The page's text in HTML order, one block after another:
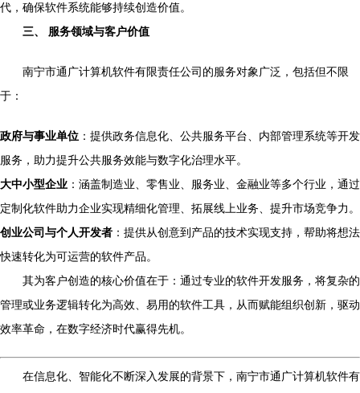
代，确保软件系统能够持续创造价值。
三、 服务领域与客户价值
南宁市通广计算机软件有限责任公司的服务对象广泛，包括但不限
于：
政府与事业单位 ：提供政务信息化、公共服务平台、内部管理系统等开发
服务，助力提升公共服务效能与数字化治理水平。
大中小型企业 ：涵盖制造业、零售业、服务业、金融业等多个行业，通过
定制化软件助力企业实现精细化管理、拓展线上业务、提升市场竞争力。
创业公司与个人开发者 ：提供从创意到产品的技术实现支持，帮助将想法
快速转化为可运营的软件产品。
其为客户创造的核心价值在于：通过专业的软件开发服务，将复杂的
管理或业务逻辑转化为高效、易用的软件工具，从而赋能组织创新，驱动
效率革命，在数字经济时代赢得先机。
在信息化、智能化不断深入发展的背景下，南宁市通广计算机软件有